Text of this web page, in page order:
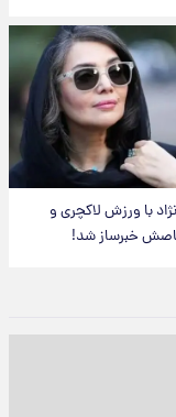
با ورزش لاکچری و
خبرساز شد!